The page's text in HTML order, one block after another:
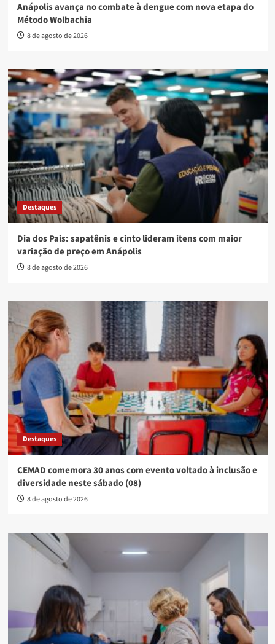
Anápolis avança no combate à dengue com nova etapa do
Método Wolbachia
8 de agosto de 2026
Destaques
Dia dos Pais: sapatênis e cinto lideram itens com maior
variação de preço em Anápolis
8 de agosto de 2026
Destaques
CEMAD comemora 30 anos com evento voltado à inclusão e
diversidade neste sábado (08)
8 de agosto de 2026